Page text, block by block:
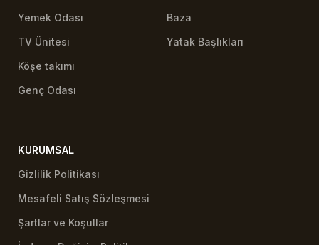
Yemek Odası
TV Ünitesi
Köşe takımı
Genç Odası
Baza
Yatak Başlıkları
KURUMSAL
Gizlilik Politikası
Mesafeli Satış Sözleşmesi
Şartlar ve Koşullar